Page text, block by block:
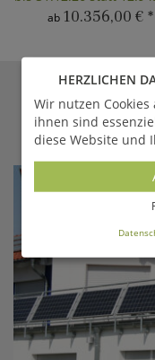
ab 10.356,00 € *
Aktuelle
HERZLICHEN
Wir nutzen
ihnen sind
diese Website und